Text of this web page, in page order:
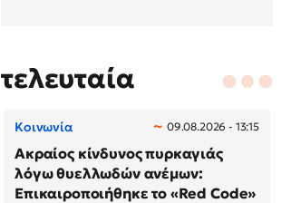
τελευταία
Κοινωνία 09.08.2026 - 13:15
Ακραίος κίνδυνος πυρκαγιάς
λόγω θυελλωδών ανέμων:
Επικαιροποιήθηκε το «Red Code»